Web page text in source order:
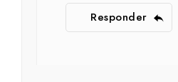
Responder